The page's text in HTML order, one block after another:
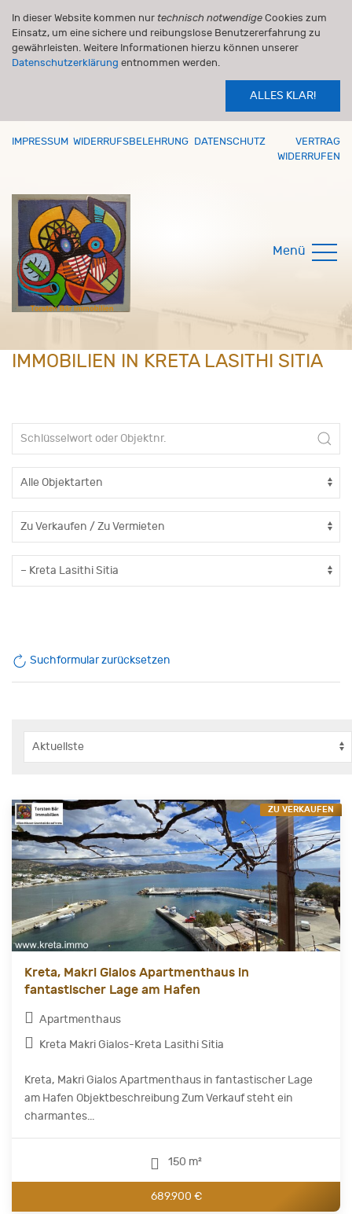
In dieser Website kommen nur technisch notwendige Cookies zum
Einsatz, um eine sichere und reibungslose Benutzererfahrung zu
gewährleisten. Weitere Informationen hierzu können unserer
Datenschutzerklärung entnommen werden.
ALLES KLAR!
IMPRESSUM WIDERRUFSBELEHRUNG DATENSCHUTZ
VERTRAG
WIDERRUFEN
Menü
IMMOBILIEN IN KRETA LASITHI SITIA
Suchformular zurücksetzen
Kreta, Makri Gialos Apartmenthaus in
fantastischer Lage am Hafen
Apartmenthaus
Kreta Makri Gialos-Kreta Lasithi Sitia
Kreta, Makri Gialos Apartmenthaus in fantastischer Lage
am Hafen Objektbeschreibung Zum Verkauf steht ein
charmantes...
150 m²
689.900 €
ZU VERKAUFEN